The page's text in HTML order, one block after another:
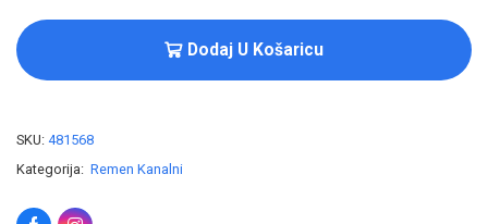
Dodaj U Košaricu
SKU: 481568
Kategorija: Remen Kanalni